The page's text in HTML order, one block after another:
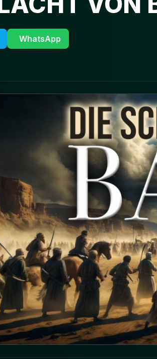
WhatsApp